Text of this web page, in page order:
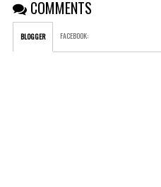
COMMENTS
BLOGGER FACEBOOK: